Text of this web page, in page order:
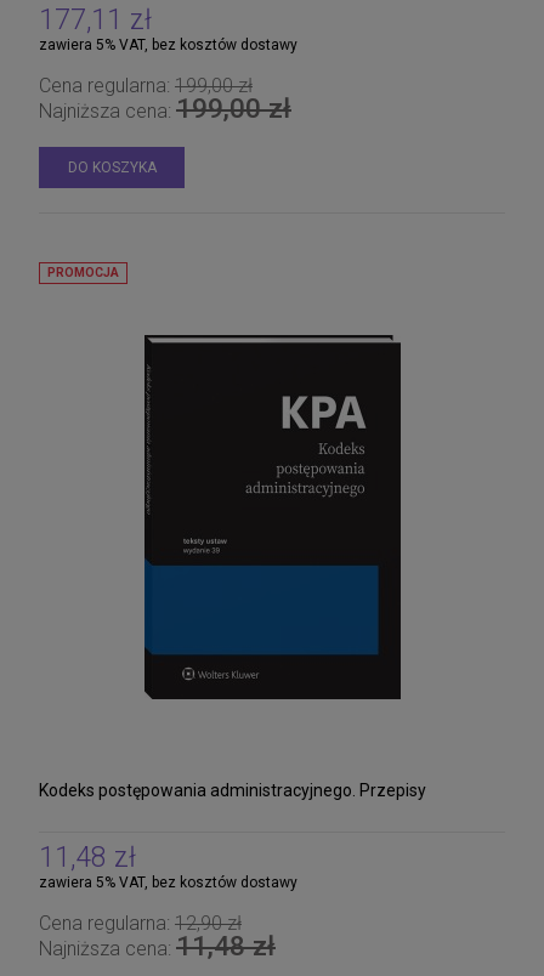
177,11 zł
zawiera 5% VAT, bez kosztów dostawy
Cena regularna: 199,00 zł
Najniższa cena: 199,00 zł
DO KOSZYKA
Kodeks postępowania administracyjnego. Przepisy
11,48 zł
zawiera 5% VAT, bez kosztów dostawy
Cena regularna: 12,90 zł
Najniższa cena: 11,48 zł
PROMOCJA